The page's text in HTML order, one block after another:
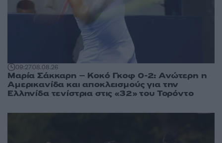
09:2708.08.26
Μαρία Σάκκαρη – Κοκό Γκοφ 0-2: Ανώτερη η
Αμερικανίδα και αποκλεισμούς για την
Ελληνίδα τενίστρια στις «32» του Τορόντο